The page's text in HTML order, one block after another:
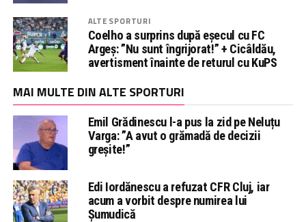
ALTE SPORTURI
Coelho a surprins după eșecul cu FC
Argeș: ”Nu sunt îngrijorat!” + Cicâldău,
avertisment înainte de returul cu KuPS
MAI MULTE DIN ALTE SPORTURI
Emil Grădinescu l-a pus la zid pe Neluțu
Varga: ”A avut o grămadă de decizii
greșite!”
Edi Iordănescu a refuzat CFR Cluj, iar
acum a vorbit despre numirea lui
Șumudică